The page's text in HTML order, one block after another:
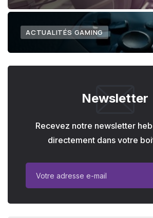
ACTUALITÉS GAMING
Newsletter
Recevez notre newsletter
directement dans votre